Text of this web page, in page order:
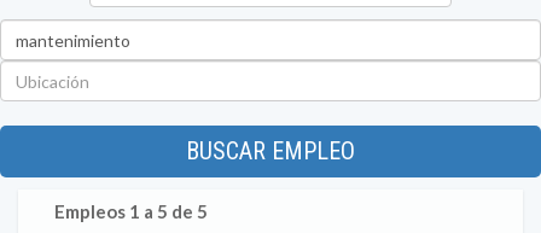
BUSCAR EMPLEO
Empleos 1 a 5 de 5